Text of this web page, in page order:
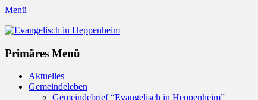
Menü
Evangelisch in Heppenheim
Primäres Menü
Zum
Inhalt
Aktuelles
Gemeindeleben
Gemeindebrief “Evangelisch in Heppenheim”